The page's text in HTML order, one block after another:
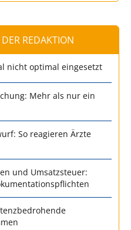
REDAKTION
nicht optimal eingesetzt
Mehr als nur ein
So reagieren Ärzte
und Umsatzsteuer: